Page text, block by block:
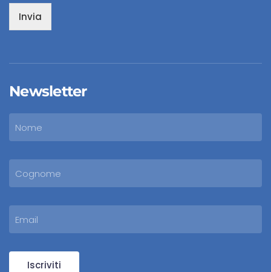
Invia
Newsletter
Iscriviti